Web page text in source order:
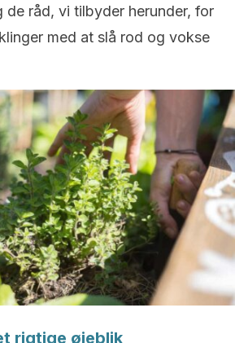
de råd, vi tilbyder herunder, for
med at slå rod og vokse
rigtige øjeblik